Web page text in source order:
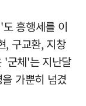
흥행세를 이
, 구교환, 지창
'군체'는 지난달
가뿐히 넘겼